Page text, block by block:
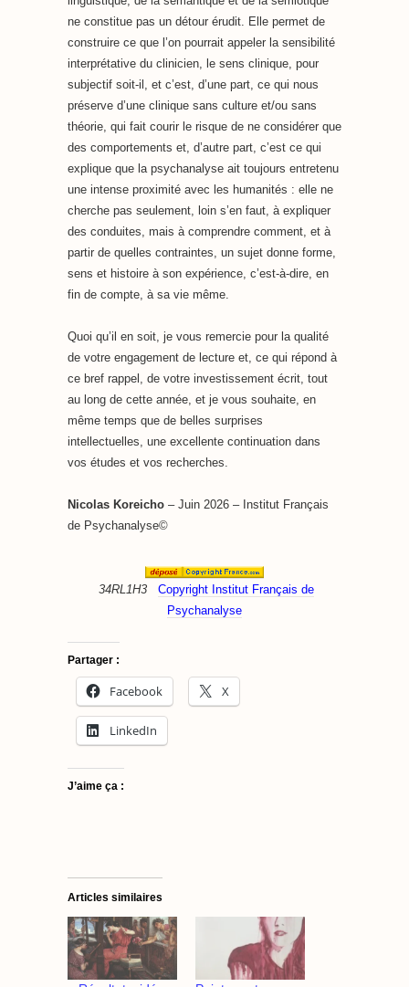
ne constitue pas un détour érudit. Elle permet de
construire ce que l’on pourrait appeler la sensibilité
interprétative du clinicien, le sens clinique, pour
subjectif soit-il, et c’est, d’une part, ce qui nous
préserve d’une clinique sans culture et/ou sans
théorie, qui fait courir le risque de ne considérer que
des comportements et, d’autre part, c’est ce qui
explique que la psychanalyse ait toujours entretenu
une intense proximité avec les humanités : elle ne
cherche pas seulement, loin s’en faut, à expliquer
des conduites, mais à comprendre comment, et à
partir de quelles contraintes, un sujet donne forme,
sens et histoire à son expérience, c’est-à-dire, en
fin de compte, à sa vie même.
Quoi qu’il en soit, je vous remercie pour la qualité
de votre engagement de lecture et, ce qui répond à
ce bref rappel, de votre investissement écrit, tout
au long de cette année, et je vous souhaite, en
même temps que de belles surprises
intellectuelles, une excellente continuation dans
vos études et vos recherches.
Nicolas Koreicho – Juin 2026 – Institut Français
de Psychanalyse©
34RL1H3
Copyright Institut Français de
Psychanalyse
Partager :
Facebook X
LinkedIn
J’aime ça :
Articles similaires